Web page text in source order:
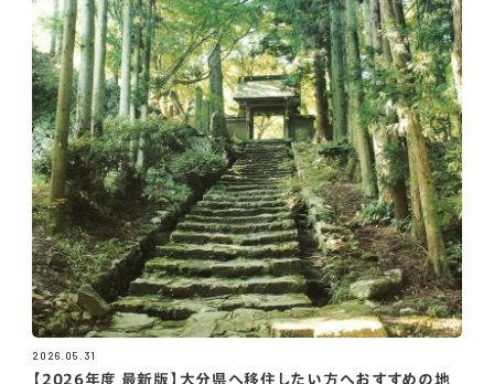
2026.05.31
【2026年度 最新版】大分県へ移住したい方へおすすめの地